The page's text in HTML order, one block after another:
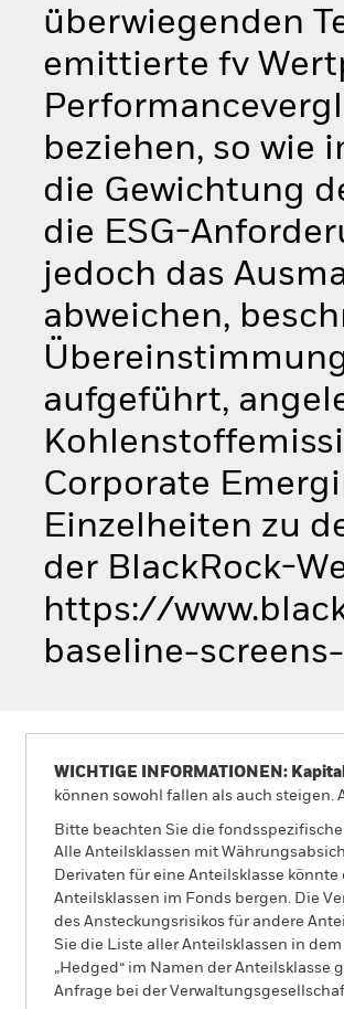
überwiegenden
emittierte fv
beziehen, so wie
die Gewichtung
die ESG-
jedoch das
abweichen,
aufgeführt,
Corporate
Einzelheiten zu
der BlackRock-
https://
baseline-
WICHTIGE INFORMATIONEN:
können sowohl fallen als auch
Bitte beachten Sie die
Alle Anteilsklassen mit
Derivaten für eine Anteilsklasse
Anteilsklassen im Fonds bergen. Die
des Ansteckungsrisikos für andere
Sie die Liste aller Anteilsklassen in
„Hedged“ im Namen der
Anfrage bei der